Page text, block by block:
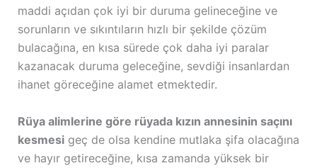
maddi açıdan çok iyi bir duruma gelineceğine ve
sorunların ve sıkıntıların hızlı bir şekilde çözüm
bulacağına, en kısa sürede çok daha iyi paralar
kazanacak duruma geleceğine, sevdiği insanlardan
ihanet göreceğine alamet etmektedir.
Rüya alimlerine göre rüyada kızın annesinin saçını
kesmesigeç de olsa kendine mutlaka şifa olacağına
ve hayır getireceğine, kısa zamanda yüksek bir